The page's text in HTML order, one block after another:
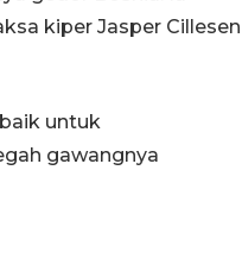
kiper Jasper Cillesen
untuk
gawangnya